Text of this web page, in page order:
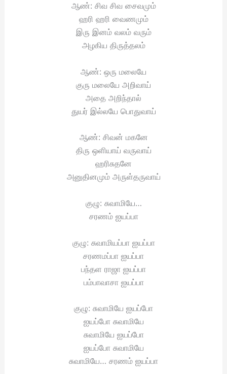
ஆண்: சிவ சிவ சைவமும்
ஹரி ஹரி வைணமும்
இரு இனம் வலம் வரும்
அழகிய திருத்தலம்
ஆண்: ஒரு மலையே
குரு மலையே அறிவாய்
அதை அறிந்தால்
துயர் இல்லயே பொதுவாய்
ஆண்: சிவன் மகனே
திரு ஒளியாய் வருவாய்
ஹரிசுதனே
அனுதினமும் அருள்தருவாய்
குழு: சுவாமியே…
சரணம் ஐயப்பா
குழு: சுவாமியப்பா ஐயப்பா
சரணமப்பா ஐயப்பா
பந்தள ராஜா ஐயப்பா
பம்பாவாசா ஐயப்பா
குழு: சுவாமியே ஐயப்போ
ஐயப்போ சுவாமியே
சுவாமியே ஐயப்போ
ஐயப்போ சுவாமியே
சுவாமியே… சரணம் ஐயப்பா